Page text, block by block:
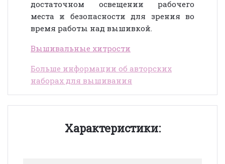
достаточном освещении рабочего
места и безопасности для зрения во
время работы над вышивкой.
Вышивальные хитрости
Больше информации об авторских
наборах для вышивания
Характеристики: